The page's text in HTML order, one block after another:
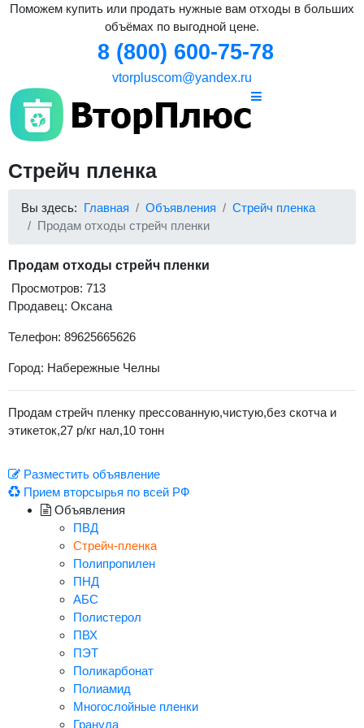
Поможем купить или продать нужные вам отходы в больших
объёмах по выгодной цене.
8 (800) 600-75-78
vtorpluscom@yandex.ru
Стрейч пленка
Вы здесь: Главная Объявления
Стрейч пленка
Продам отходы стрейч пленки
Продам отходы стрейч пленки
Просмотров: 713
Продавец: Оксана
Телефон: 89625665626
Город: Набережные Челны
Продам стрейч пленку прессованную,чистую,без скотча и
этикеток,27 р/кг нал,10 тонн
Разместить объявление
Прием вторсырья по всей РФ
Объявления
ПВД
Стрейч-пленка
Полипропилен
ПНД
АБС
Полистерол
ПВХ
ПЭТ
Поликарбонат
Полиамид
Многослойные пленки
Гранула